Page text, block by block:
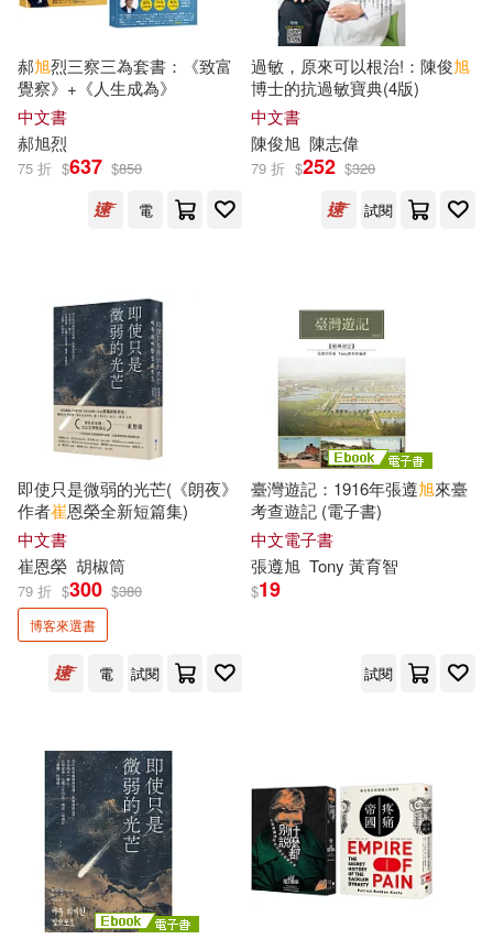
桜野みねね(10) 浅岡旭(10)
琚北(10) 生還(10)
臧旭恆(10)
辛西婭·賴藍特(美)，蘇西·史蒂文森
（元）朱震亨(10)
（韓）崔淑吉(10)
スクイタクミ(9)
伊莎貝爾‧阿貝迪(9)
和氣一作(9)
崔衛(9)
文旭(9)
派崔克．拉登．基夫(9)
Deutsche Grammophon(37)
上海外語教育出版社(37)
天下文化(36) 法律出版社(36)
中國少年兒童出版社(35)
西南交通大學出版社(35)
知識產權出版社(34)
石油工業出版社(34)
上海交通大學出版社(33)
商周出版(33)
長春出版社(33)
中國醫藥科技出版社(32)
中國鐵道出版社(32)
郝旭烈三察三為套書：《致富
覺察》+《人生成為》
中文書
郝旭烈
75 折 $637 $850
電
過敏，原來可以根治!：陳俊旭
博士的抗過敏寶典(4版)
中文書
陳俊旭 陳志偉
79 折 $252 $320
試閱
即使只是微弱的光芒(《朗夜》
作者崔恩榮全新短篇集)
中文書
崔恩榮 胡椒筒
79 折 $300 $380
博客來選書
電 試閱
臺灣遊記：1916年張遵旭來臺
考查遊記 (電子書)
中文電子書
張遵旭 Tony 黃育智
$19
試閱